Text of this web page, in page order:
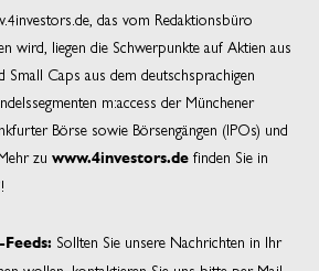
das vom Redaktionsbüro
wird, liegen die Schwerpunkte auf Aktien aus
Small Caps aus dem deutschsprachigen
m:access der Münchener
Börse sowie Börsengängen (IPOs) und
zu www.4investors.de finden Sie in
!
Sollten Sie unsere Nachrichten in Ihr